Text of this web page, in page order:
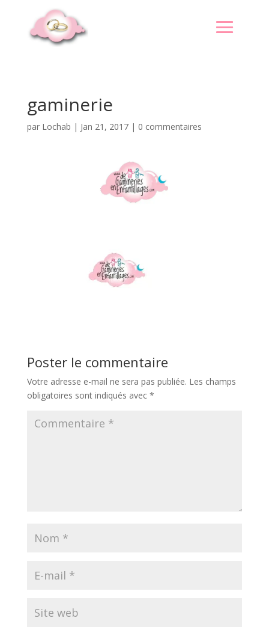
gaminerie
par Lochab | Jan 21, 2017| 0 commentaires
Poster le commentaire
Votre adresse e-mail ne sera pas publiée. Les champs
obligatoires sont indiqués avec *